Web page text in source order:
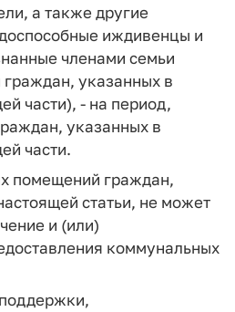
а также другие
иждивенцы и
членами семьи
указанных в
части), - на период,
указанных в
части.
помещений граждан,
статьи, не может
и (или)
коммунальных